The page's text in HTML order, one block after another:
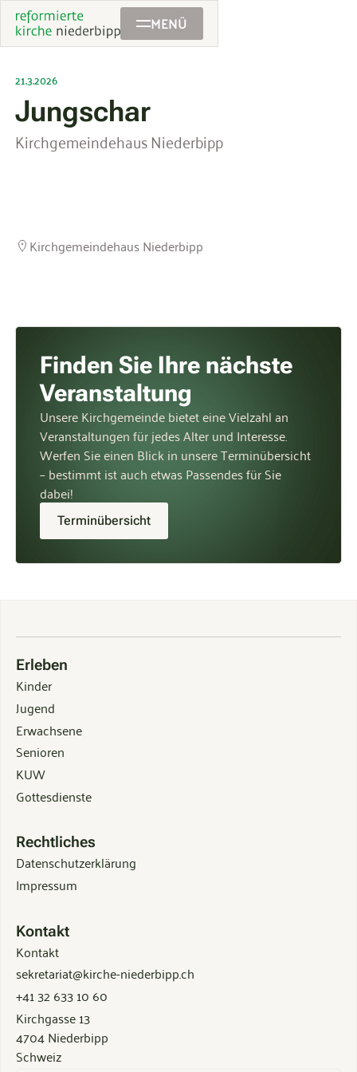
MENÜ
21.3.2026
Jungschar
Kirchgemeindehaus Niederbipp
Kirchgemeindehaus Niederbipp
Finden Sie Ihre nächste
Veranstaltung
Unsere Kirchgemeinde bietet eine Vielzahl an
Veranstaltungen für jedes Alter und Interesse.
Werfen Sie einen Blick in unsere Terminübersicht
– bestimmt ist auch etwas Passendes für Sie
dabei!
Terminübersicht
Erleben
Kinder
Jugend
Erwachsene
Senioren
KUW
Gottesdienste
Rechtliches
Datenschutzerklärung
Impressum
Kontakt
Kontakt
sekretariat@kirche-niederbipp.ch
+41 32 633 10 60
Kirchgasse 13
4704 Niederbipp
Schweiz